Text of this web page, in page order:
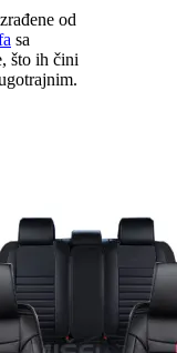
od
sa
što ih čini